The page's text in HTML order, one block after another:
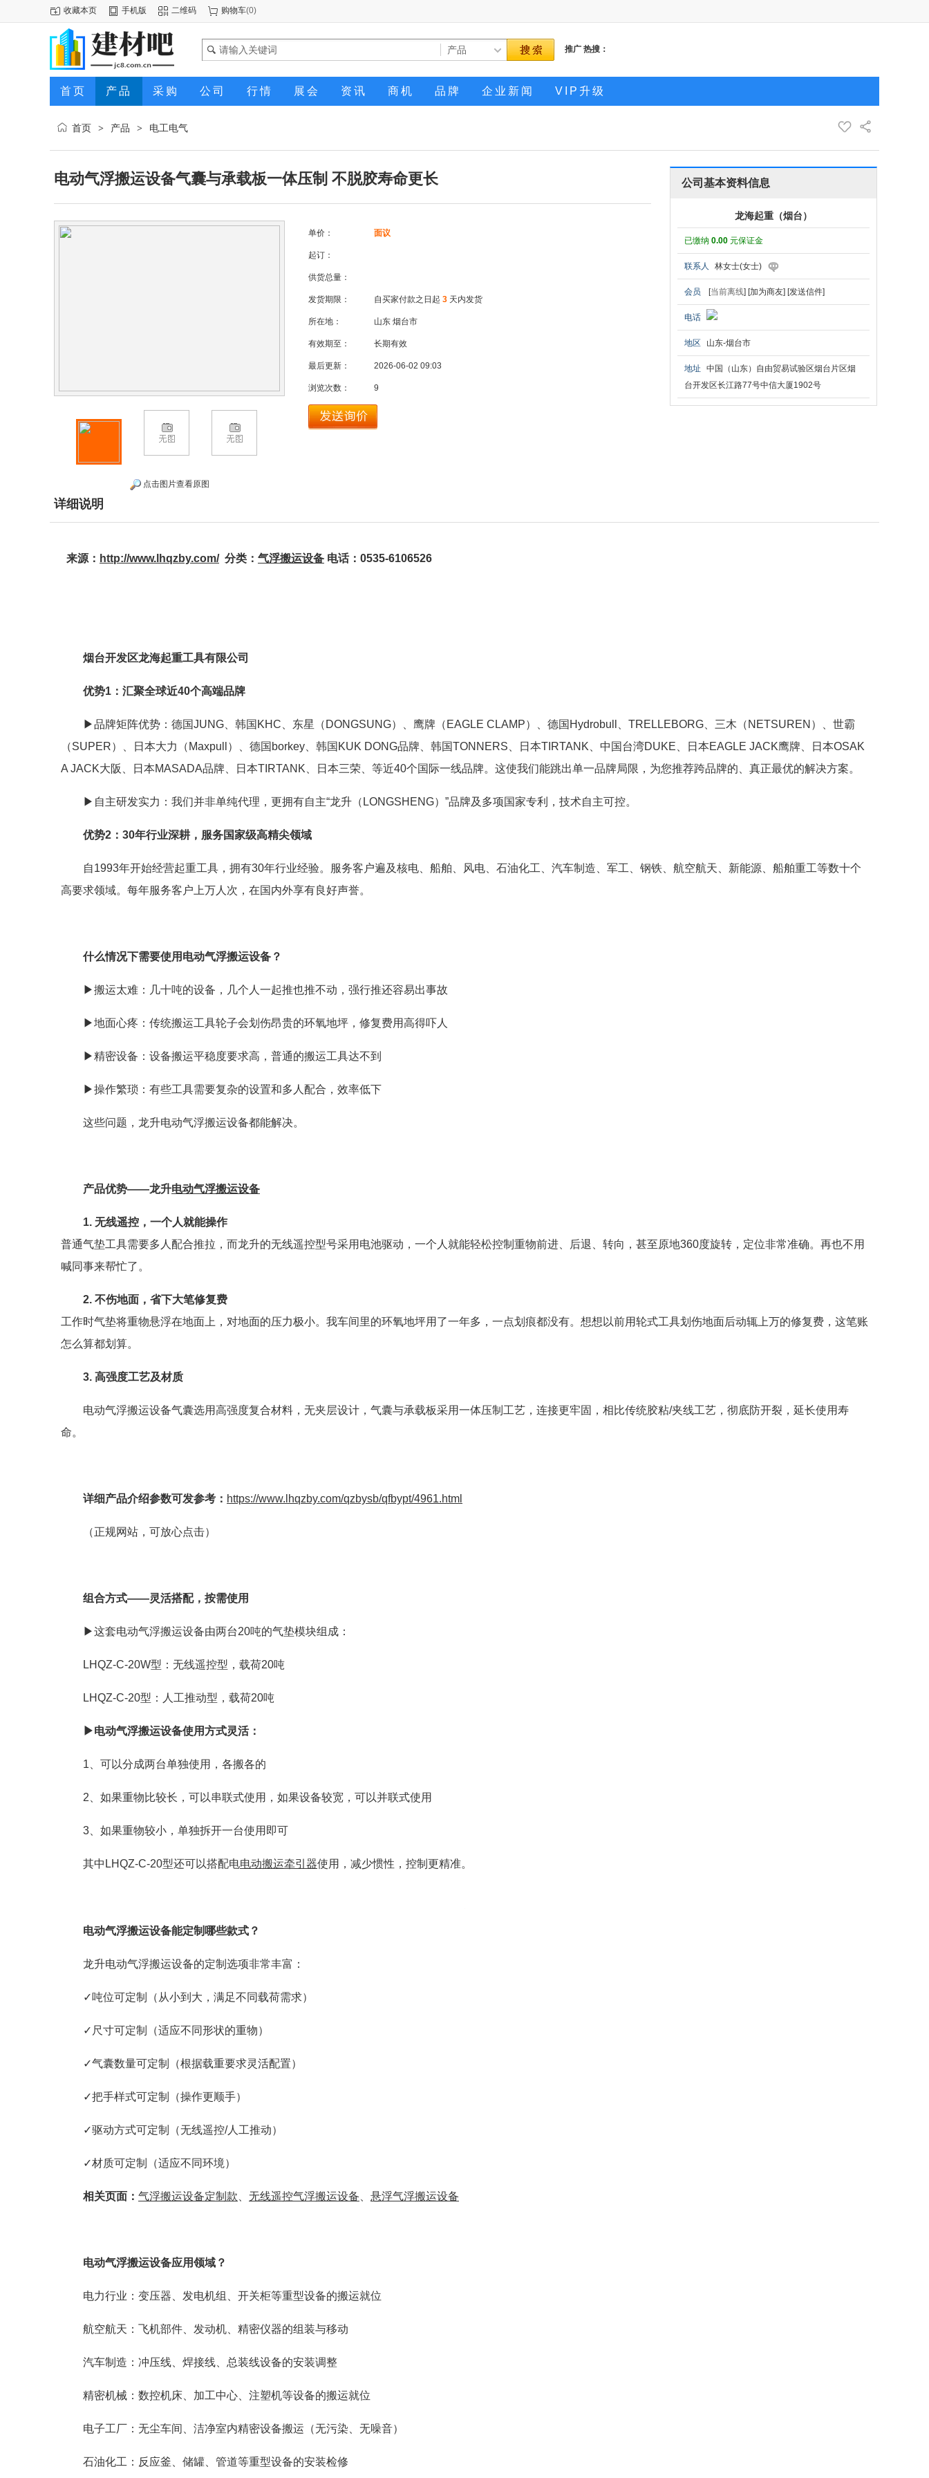
收藏本页 手机版 二维码 购物车(0)
推广 热搜：
首页 产品 采购 公司 行情 展会 资讯 商机 品牌 企业新闻 VIP升级
首页 > 产品 > 电工电气
电动气浮搬运设备气囊与承载板一体压制 不脱胶寿命更长
点击图片查看原图
单价： 面议
起订：
供货总量：
发货期限： 自买家付款之日起 3 天内发货
所在地： 山东 烟台市
有效期至： 长期有效
最后更新： 2026-06-02 09:03
浏览次数： 9
公司基本资料信息
龙海起重（烟台）
已缴纳 0.00 元保证金
联系人 林女士(女士)
会员 [当前离线] [加为商友] [发送信件]
电话
地区 山东-烟台市
地址
中国（山东）自由贸易试验区烟台片区烟
台开发区长江路77号中信大厦1902号
详细说明
来源： http://www.lhqzby.com/分类： 气浮搬运设备 电话：0535-6106526
烟台开发区龙海起重工具有限公司
优势1：汇聚全球近40个高端品牌
▶品牌矩阵优势：德国JUNG、韩国KHC、东星（DONGSUNG）、鹰牌（EAGLE CLAMP）、德国Hydrobull、TRELLEBORG、三木（NETSUREN）、世霸
（SUPER）、日本大力（Maxpull）、德国borkey、韩国KUK DONG品牌、韩国TONNERS、日本TIRTANK、中国台湾DUKE、日本EAGLE JACK鹰牌、日本OSAK
A JACK大阪、日本MASADA品牌、日本TIRTANK、日本三荣、等近40个国际一线品牌。这使我们能跳出单一品牌局限，为您推荐跨品牌的、真正最优的解决方案。
▶自主研发实力：我们并非单纯代理，更拥有自主“龙升（LONGSHENG）”品牌及多项国家专利，技术自主可控。
优势2 ：30年行业深耕，服务国家级高精尖领域
自1993年开始经营起重工具，拥有30年行业经验。服务客户遍及核电、船舶、风电、石油化工、汽车制造、军工、钢铁、航空航天、新能源、船舶重工等数十个
高要求领域。每年服务客户上万人次，在国内外享有良好声誉。
什么情况下需要使用电动气浮搬运设备？
▶搬运太难：几十吨的设备，几个人一起推也推不动，强行推还容易出事故
▶地面心疼：传统搬运工具轮子会划伤昂贵的环氧地坪，修复费用高得吓人
▶精密设备：设备搬运平稳度要求高，普通的搬运工具达不到
▶操作繁琐：有些工具需要复杂的设置和多人配合，效率低下
这些问题，龙升电动气浮搬运设备都能解决。
产品优势——龙升电动气浮搬运设备
1. 无线遥控，一个人就能操作
普通气垫工具需要多人配合推拉，而龙升的无线遥控型号采用电池驱动，一个人就能轻松控制重物前进、后退、转向，甚至原地360度旋转，定位非常准确。再也不用
喊同事来帮忙了。
2. 不伤地面，省下大笔修复费
工作时气垫将重物悬浮在地面上，对地面的压力极小。我车间里的环氧地坪用了一年多，一点划痕都没有。想想以前用轮式工具划伤地面后动辄上万的修复费，这笔账
怎么算都划算。
3. 高强度工艺及材质
电动气浮搬运设备气囊选用高强度复合材料，无夹层设计，气囊与承载板采用一体压制工艺，连接更牢固，相比传统胶粘/夹线工艺，彻底防开裂，延长使用寿
命。
详细产品介绍参数可发参考： https://www.lhqzby.com/qzbysb/qfbypt/4961.html
（正规网站，可放心点击）
组合方式——灵活搭配，按需使用
▶这套电动气浮搬运设备由两台20吨的气垫模块组成：
LHQZ-C-20W型：无线遥控型，载荷20吨
LHQZ-C-20型：人工推动型，载荷20吨
▶电动气浮搬运设备使用方式灵活：
1、可以分成两台单独使用，各搬各的
2、如果重物比较长，可以串联式使用，如果设备较宽，可以并联式使用
3、如果重物较小，单独拆开一台使用即可
其中LHQZ-C-20型还可以搭配电电动搬运牵引器使用，减少惯性，控制更精准。
电动气浮搬运设备能定制哪些款式？
龙升电动气浮搬运设备的定制选项非常丰富：
✓吨位可定制（从小到大，满足不同载荷需求）
✓尺寸可定制（适应不同形状的重物）
✓气囊数量可定制（根据载重要求灵活配置）
✓把手样式可定制（操作更顺手）
✓驱动方式可定制（无线遥控/人工推动）
✓材质可定制（适应不同环境）
相关页面： 气浮搬运设备定制款 无线遥控气浮搬运设备 悬浮气浮搬运设备
电动气浮搬运设备应用领域？
电力行业：变压器、发电机组、开关柜等重型设备的搬运就位
航空航天：飞机部件、发动机、精密仪器的组装与移动
汽车制造：冲压线、焊接线、总装线设备的安装调整
精密机械：数控机床、加工中心、注塑机等设备的搬运就位
电子工厂：无尘车间、洁净室内精密设备搬运（无污染、无噪音）
石油化工：反应釜、储罐、管道等重型设备的安装检修